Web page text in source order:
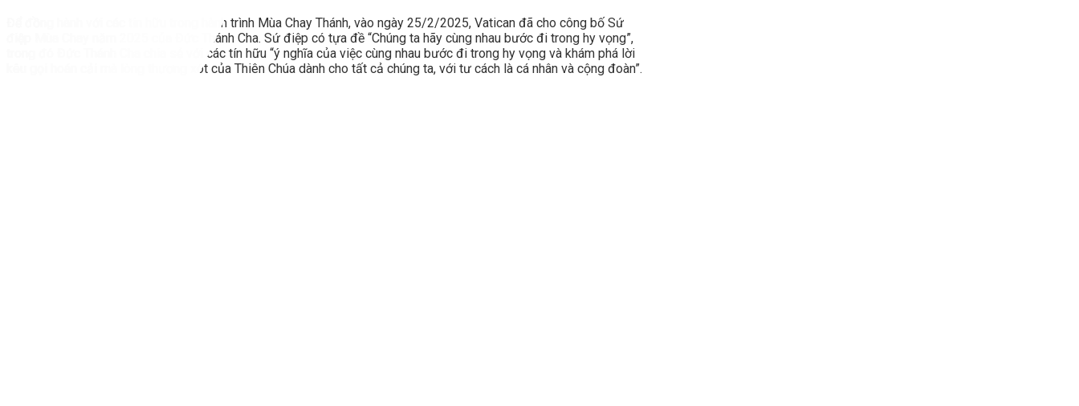
Để đồng hành với các tín hữu trong hành trình Mùa Chay Thánh, vào ngày 25/2/2025, Vatican đã cho công bố Sứ
điệp Mùa Chay năm 2025 của Đức Thánh Cha. Sứ điệp có tựa đề “Chúng ta hãy cùng nhau bước đi trong hy vọng”,
trong đó Đức Thánh Cha chia sẻ với các tín hữu “ý nghĩa của việc cùng nhau bước đi trong hy vọng và khám phá lời
kêu gọi hoán cải mà lòng thương xót của Thiên Chúa dành cho tất cả chúng ta, với tư cách là cá nhân và cộng đoàn”.